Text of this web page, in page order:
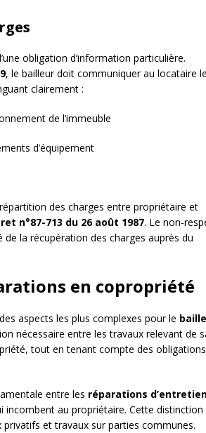
obligation d’information particulière.
, le bailleur doit communiquer au locataire le
clairement :
de l’immeuble
d’équipement
des charges entre propriétaire et
n°87-713 du 26 août 1987. Le non-
la récupération des charges auprès du
en copropriété
aspects les plus complexes pour le
nécessaire entre les travaux relevant de
tout en tenant compte des obligations
entre les réparations
incombent au propriétaire. Cette distinction
et travaux sur parties communes.